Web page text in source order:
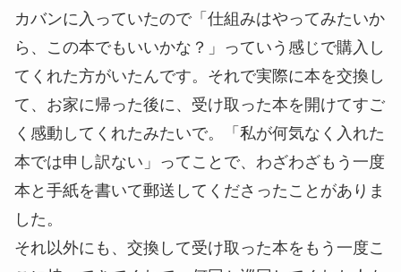
カバンに入っていたので「仕組みはやってみたいか
ら、この本でもいいかな？」っていう感じで購入し
てくれた方がいたんです。それで実際に本を交換し
て、お家に帰った後に、受け取った本を開けてすご
く感動してくれたみたいで。「私が何気なく入れた
本では申し訳ない」ってことで、わざわざもう一度
本と手紙を書いて郵送してくださったことがありま
した。
それ以外にも、交換して受け取った本をもう一度こ